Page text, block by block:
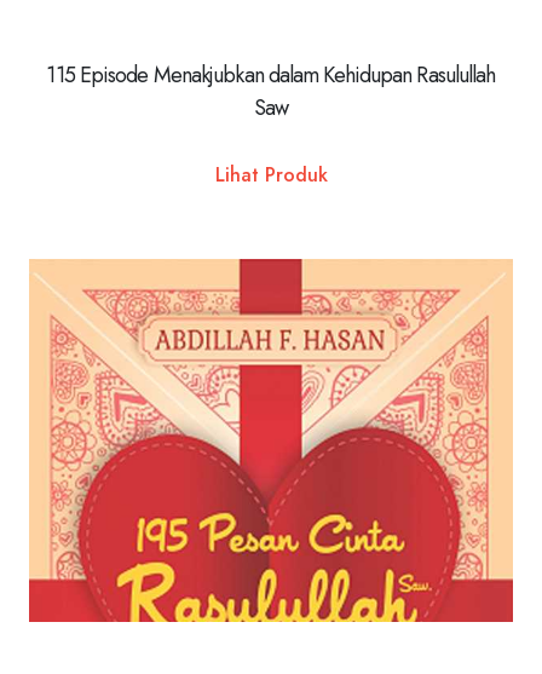
115 Episode Menakjubkan dalam Kehidupan Rasulullah
Saw
Lihat Produk